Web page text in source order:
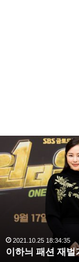
그러면서 샤워
다며 자신이
수
해
라
김
완
벽
2020.10.03 10:59:30
복수해라 김사랑,